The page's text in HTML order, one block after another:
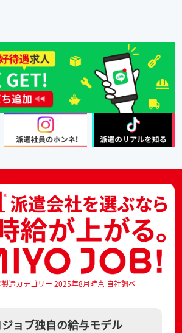
造カテゴリー 2025年8月時点 自社調べ
ジョブ独自の給与モデル